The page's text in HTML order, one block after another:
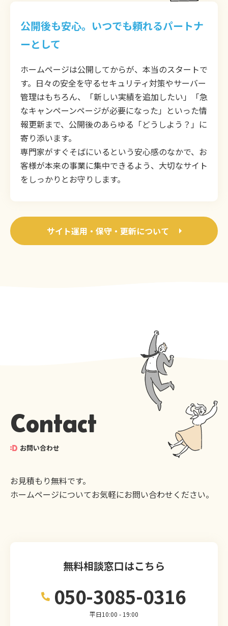
公開後も安心。いつでも頼れるパートナ
ーとして
ホームページは公開してからが、本当のスタートで
す。日々の安全を守るセキュリティ対策やサーバー
管理はもちろん、「新しい実績を追加したい」「急
なキャンペーンページが必要になった」といった情
報更新まで、公開後のあらゆる「どうしよう？」に
寄り添います。
専門家がすぐそばにいるという安心感のなかで、お
客様が本来の事業に集中できるよう、大切なサイト
をしっかりとお守りします。
サイト運用・保守・更新について
Contact
お問い合わせ
お見積もり無料です。
ホームページについてお気軽にお問い合わせください。
無料相談窓口はこちら
050-3085-0316
平日10:00 - 19:00